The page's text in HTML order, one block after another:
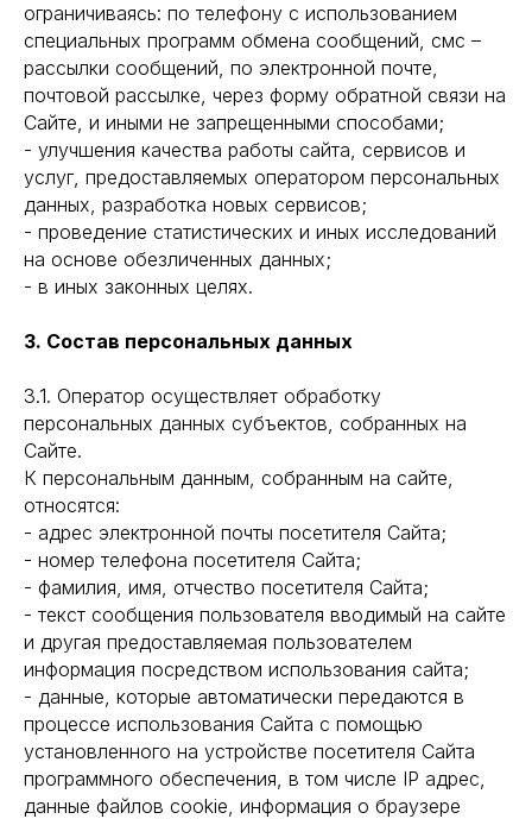
ограничиваясь: по телефону с использованием
специальных программ обмена сообщений, смс –
рассылки сообщений, по электронной почте,
почтовой рассылке, через форму обратной связи на
Сайте, и иными не запрещенными способами;
- улучшения качества работы сайта, сервисов и
услуг, предоставляемых оператором персональных
данных, разработка новых сервисов;
- проведение статистических и иных исследований
на основе обезличенных данных;
- в иных законных целях.
3. Состав персональных данных
3.1. Оператор осуществляет обработку
персональных данных субъектов, собранных на
Сайте.
К персональным данным, собранным на сайте,
относятся:
- адрес электронной почты посетителя Сайта;
- номер телефона посетителя Сайта;
- фамилия, имя, отчество посетителя Сайта;
- текст сообщения пользователя вводимый на сайте
и другая предоставляемая пользователем
информация посредством использования сайта;
- данные, которые автоматически передаются в
процессе использования Сайта с помощью
установленного на устройстве посетителя Сайта
программного обеспечения, в том числе IP адрес,
данные файлов cookie, информация о браузере